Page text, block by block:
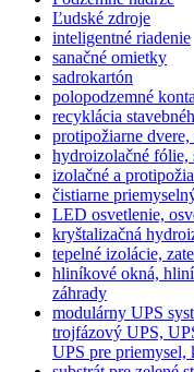
Ľudské zdroje
inteligentné riadenie
sanačné omietky
sadrokartón
polopodzemné
recyklácia
protipožiarne
hydroizolačné fólie,
izolačné a
čistiarne
LED osvetlenie,
kryštalizačná
tepelné izolácie,
hliníkové okná,
záhrady
modulárny UPS
trojfázový UPS,
UPS pre priemysel,